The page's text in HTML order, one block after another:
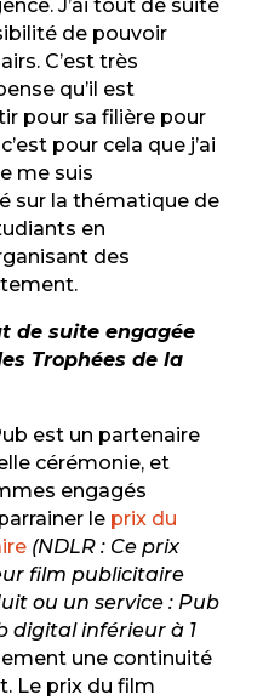
J’ai tout de suite
de pouvoir
C’est très
qu’il est
pour sa filière pour
pour cela que j’ai
me suis
sur la thématique de
en
des
de suite engagée
Trophées de la
est un partenaire
cérémonie, et
engagés
le prix du
(NDLR : Ce prix
film publicitaire
ou un service : Pub
digital inférieur à 1
une continuité
Le prix du film